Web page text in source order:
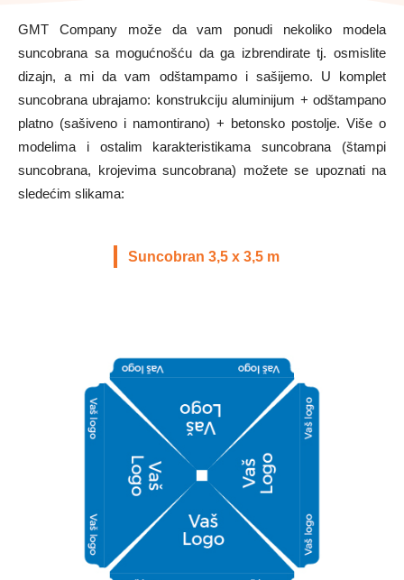
GMT Company može da vam ponudi nekoliko modela
suncobrana sa mogućnošću da ga izbrendirate tj. osmislite
dizajn, a mi da vam odštampamo i sašijemo. U komplet
suncobrana ubrajamo: konstrukciju aluminijum + odštampano
platno (sašiveno i namontirano) + betonsko postolje. Više o
modelima i ostalim karakteristikama suncobrana (štampi
suncobrana, krojevima suncobrana) možete se upoznati na
sledećim slikama:
Suncobran 3,5 x 3,5 m